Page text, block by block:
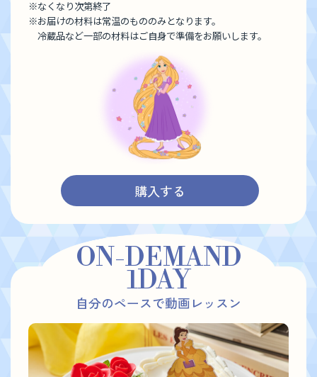
※なくなり次第終了
※お届けの材料は常温のもののみとなります。
冷蔵品など一部の材料はご自身で準備をお願いします。
購入する
ON-DEMAND
1DAY
自分のペースで動画レッスン